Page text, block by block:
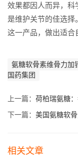
效果都因人而异，科
是维护关节的佳选
这一产品，做出适合
氨糖软骨素维骨力加
国药集团
上一篇： 荷柏瑞氨糖
下一篇： 美国氨糖软
相关文章